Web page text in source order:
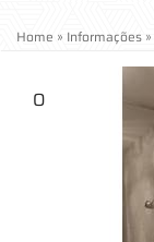
Home » Informações »
O